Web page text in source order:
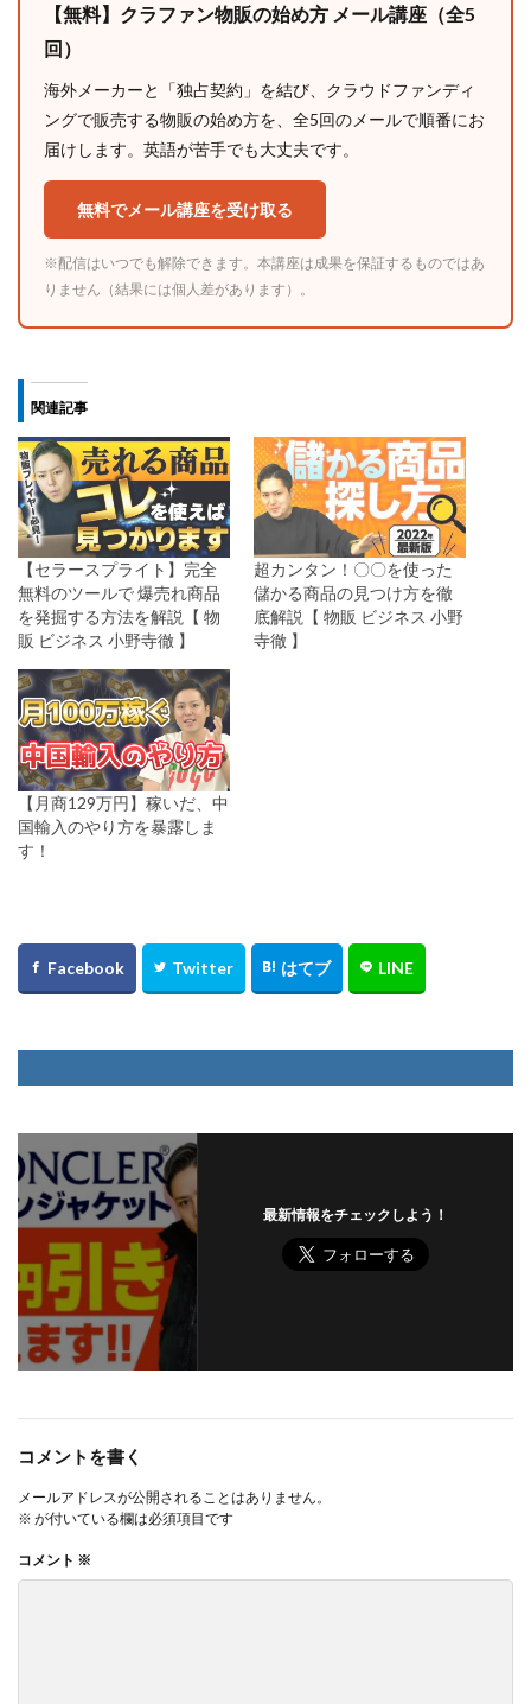
【無料】クラファン物販の始め方 メール講座（全5
回）
海外メーカーと「独占契約」を結び、クラウドファンディ
ングで販売する物販の始め方を、全5回のメールで順番にお
届けします。英語が苦手でも大丈夫です。
無料でメール講座を受け取る
※配信はいつでも解除できます。本講座は成果を保証するものではあ
りません（結果には個人差があります）。
関連記事
【セラースプライト】完全
無料のツールで 爆売れ商品
を発掘する方法を解説【 物
販 ビジネス 小野寺徹 】
超カンタン！〇〇を使った
儲かる商品の見つけ方を徹
底解説【 物販 ビジネス 小野
寺徹 】
【月商129万円】稼いだ、中
国輸入のやり方を暴露しま
す！
最新情報をチェックしよう！
コメントを書く
メールアドレスが公開されることはありません。
※ が付いている欄は必須項目です
コメント ※